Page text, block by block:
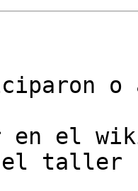
o
en el
taller